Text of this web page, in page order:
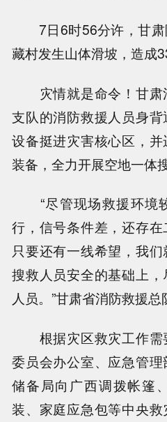
7日6时56分许，甘肃
藏村发生山体滑坡，造成
灾情就是命令！甘肃
支队的消防救援人员身
设备挺进灾害核心区，
装备，全力开展空地一体搜
“尽管现场救援环境
行，信号条件差，还存
只要还有一线希望，我
搜救人员安全的基础上
人员。”甘肃省消防救援总
根据灾区救灾工作需
委员会办公室、应急管
储备局向广西调拨帐篷
装、家庭应急包等中央